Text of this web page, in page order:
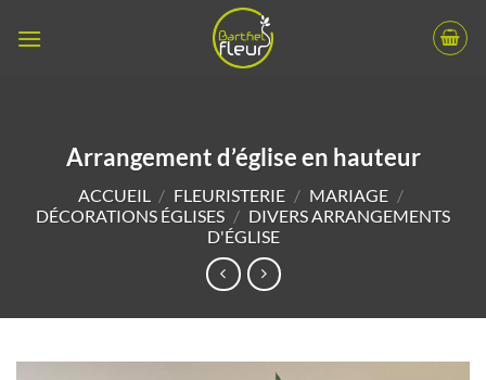
Arrangement d’église en hauteur
ACCUEIL / FLEURISTERIE / MARIAGE /
DÉCORATIONS ÉGLISES / DIVERS ARRANGEMENTS
D'ÉGLISE